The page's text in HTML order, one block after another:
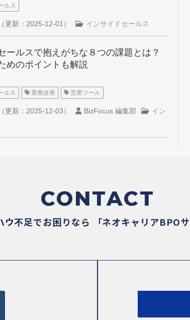
ルス
（更新： 2025-12-01 ） インサイドセールス
ールスで抱えがちな８つの課題とは？
めのポイントも解説
ルス 業務改善 営業ツール
（更新： 2025-12-03） BizFocus 編集部
イン
CONTACT
ウ不足でお困りなら 「ネオキャリアBPO